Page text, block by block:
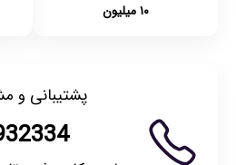
۱۰ میلیون
پشتیبانی و